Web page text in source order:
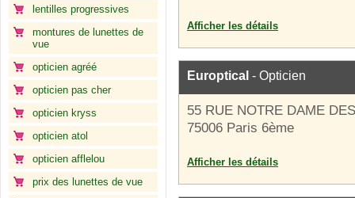
lentilles progressives
montures de lunettes de
vue
opticien agréé
opticien pas cher
opticien kryss
opticien atol
opticien afflelou
prix des lunettes de vue
Afficher les détails
Europtical - Opticien
55 RUE NOTRE DAME
75006 Paris 6ème
Afficher les détails